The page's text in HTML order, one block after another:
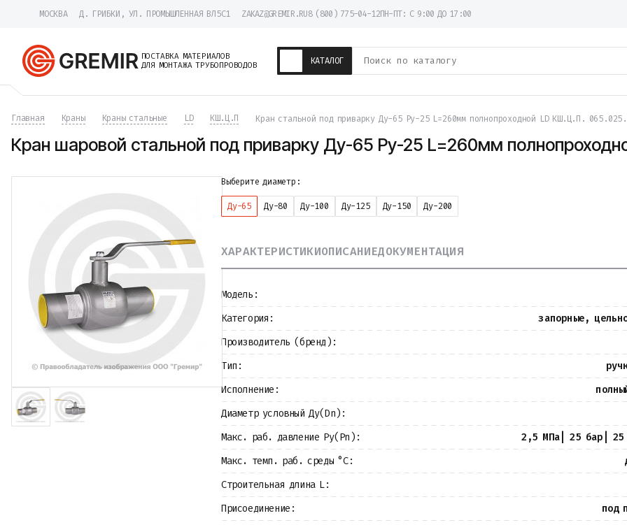
МОСКВА Д. ГРИБКИ, УЛ. ПРОМЫШЛЕННАЯ ВЛ5С1 ZAKAZ@GREMIR.RU8 (800) 775-04-12ПН-ПТ: С 9:00 ДО 17:00
ПОСТАВКА МАТЕРИАЛОВ
ДЛЯ МОНТАЖА ТРУБОПРОВОДОВ
КАТАЛОГ
Трубы
Хомуты
Фитинги
Фланцы
Заглушки
Задвижки
Краны
Затворы
Клапаны
Компенсаторы
Фасонные части
Крепеж
Прокладки и уплотнения
Теплоизоляция
Металлопрокат
Баки
Детали трубопроводов
Водомерные узлы
Главная Краны Краны стальные LD КШ.Ц.П Кран стальной под приварку Ду-65 Ру-25 L=260мм полнопроходной LD КШ.Ц.П.
Кран шаровой стальной под приварку Ду-65 Ру-25 L=260мм
Выберите диаметр:
Ду-65 Ду-80 Ду-100 Ду-125 Ду-150 Ду-200
ХАРАКТЕРИСТИКИОПИСАНИЕДОКУМЕНТАЦИЯ
Модель:
Категория:
запорные,
Производитель (бренд):
Тип:
Исполнение:
Диаметр условный Ду(Dn):
Макс. раб. давление Ру(Pn):
2,5 МПа| 25 бар| 25
Макс. темп. раб. среды °С:
Строительная длина L:
Присоединение:
под